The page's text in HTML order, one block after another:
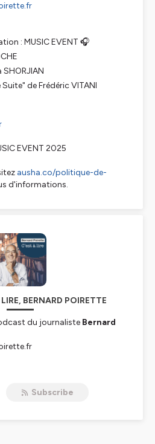
: MUSIC EVENT 🎧
SHORJIAN
Suite" deFrédéric VITANI
EVENT 2025
ausha.co/politique-de-
d'informations.
BERNARD POIRETTE
du journaliste Bernard
Subscribe